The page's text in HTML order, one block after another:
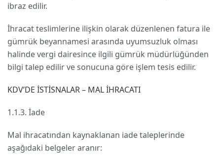
ibraz edilir.
İhracat teslimlerine ilişkin olarak düzenlenen fatura ile
gümrük beyannamesi arasında uyumsuzluk olması
halinde vergi dairesince ilgili gümrük müdürlüğünden
bilgi talep edilir ve sonucuna göre işlem tesis edilir.
KDV’DE İSTİSNALAR – MAL İHRACATI
1.1.3. İade
Mal ihracatından kaynaklanan iade taleplerinde
aşağıdaki belgeler aranır: